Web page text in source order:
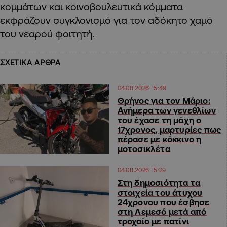
κομμάτων και κοινοβουλευτικά κόμματα
εκφράζουν συγκλονισμό για τον αδόκητο χαμό
του νεαρού φοιτητή.
ΣΧΕΤΙΚΑ ΑΡΘΡΑ
04.08.2026 15:49
Θρήνος για τον Μάριο:
Ανήμερα των γενεθλίων
του έχασε τη μάχη ο
17χρονος, μαρτυρίες πως
πέρασε με κόκκινο η
μοτοσικλέτα
04.08.2026 15:29
Στη δημοσιότητα τα
στοιχεία του άτυχου
24χρονου που έσβησε
στη Λεμεσό μετά από
τροχαίο με πατίνι